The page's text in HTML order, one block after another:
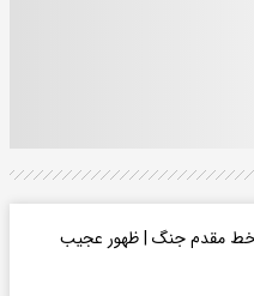
خط مقدم جنگ | ظهور عجیب